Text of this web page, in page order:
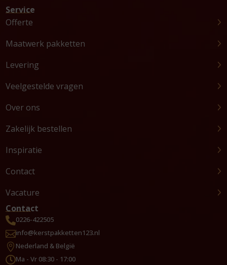
Service
Offerte
Maatwerk pakketten
Levering
Veelgestelde vragen
Over ons
Zakelijk bestellen
Inspiratie
Contact
Vacature
Contact
0226-422505
info@kerstpakketten123.nl
 Nederland & België
Ma - Vr 08:30 - 17:00